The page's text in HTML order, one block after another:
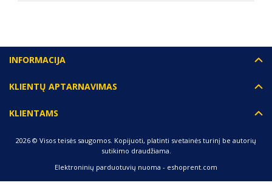
INFORMACIJA
KLIENTŲ APTARNAVIMAS
KLIENTAMS
2026 © Visos teisės saugomos. Kopijuoti, platinti svetainės turinį be autorių
sutikimo draudžiama.
Elektroninių parduotuvių nuoma - eshoprent.com